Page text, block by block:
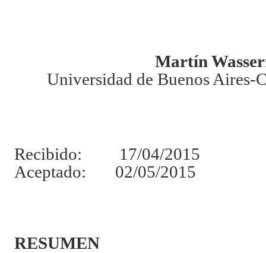
Martín
Universidad de Buenos Aires-
Recibido: 17/04/2015
Aceptado: 02/05/2015
RESUMEN